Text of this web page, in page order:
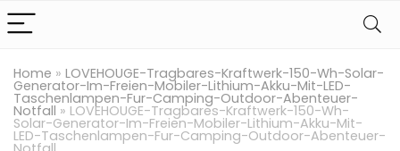
Home » LOVEHOUGE-Tragbares-Kraftwerk-150-Wh-Solar-
Generator-Im-Freien-Mobiler-Lithium-Akku-Mit-LED-
Taschenlampen-Fur-Camping-Outdoor-Abenteuer-
Notfall » LOVEHOUGE-Tragbares-Kraftwerk-150-Wh-
Solar-Generator-Im-Freien-Mobiler-Lithium-Akku-Mit-
LED-Taschenlampen-Fur-Camping-Outdoor-Abenteuer-